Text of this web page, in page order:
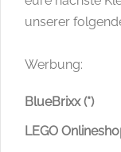
unserer
Werbung:
BlueBrixx (*)
LEGO